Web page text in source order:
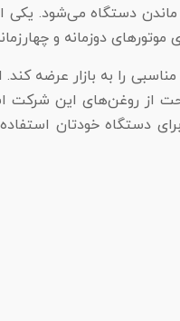
دوزمانه و
را به بازار عرضه
روغن‌های این شرکت
است که، می‌توانند به موتور دستگاه آسیب بزنند. اما